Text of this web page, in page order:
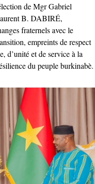
de Mgr Gabriel
B. DABIRÉ,
fraternels avec le
empreints de respect
d’unité et de service à la
du peuple burkinabè.